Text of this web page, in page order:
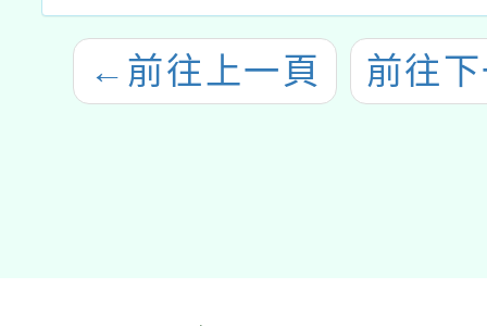
← 前往上一頁 前往